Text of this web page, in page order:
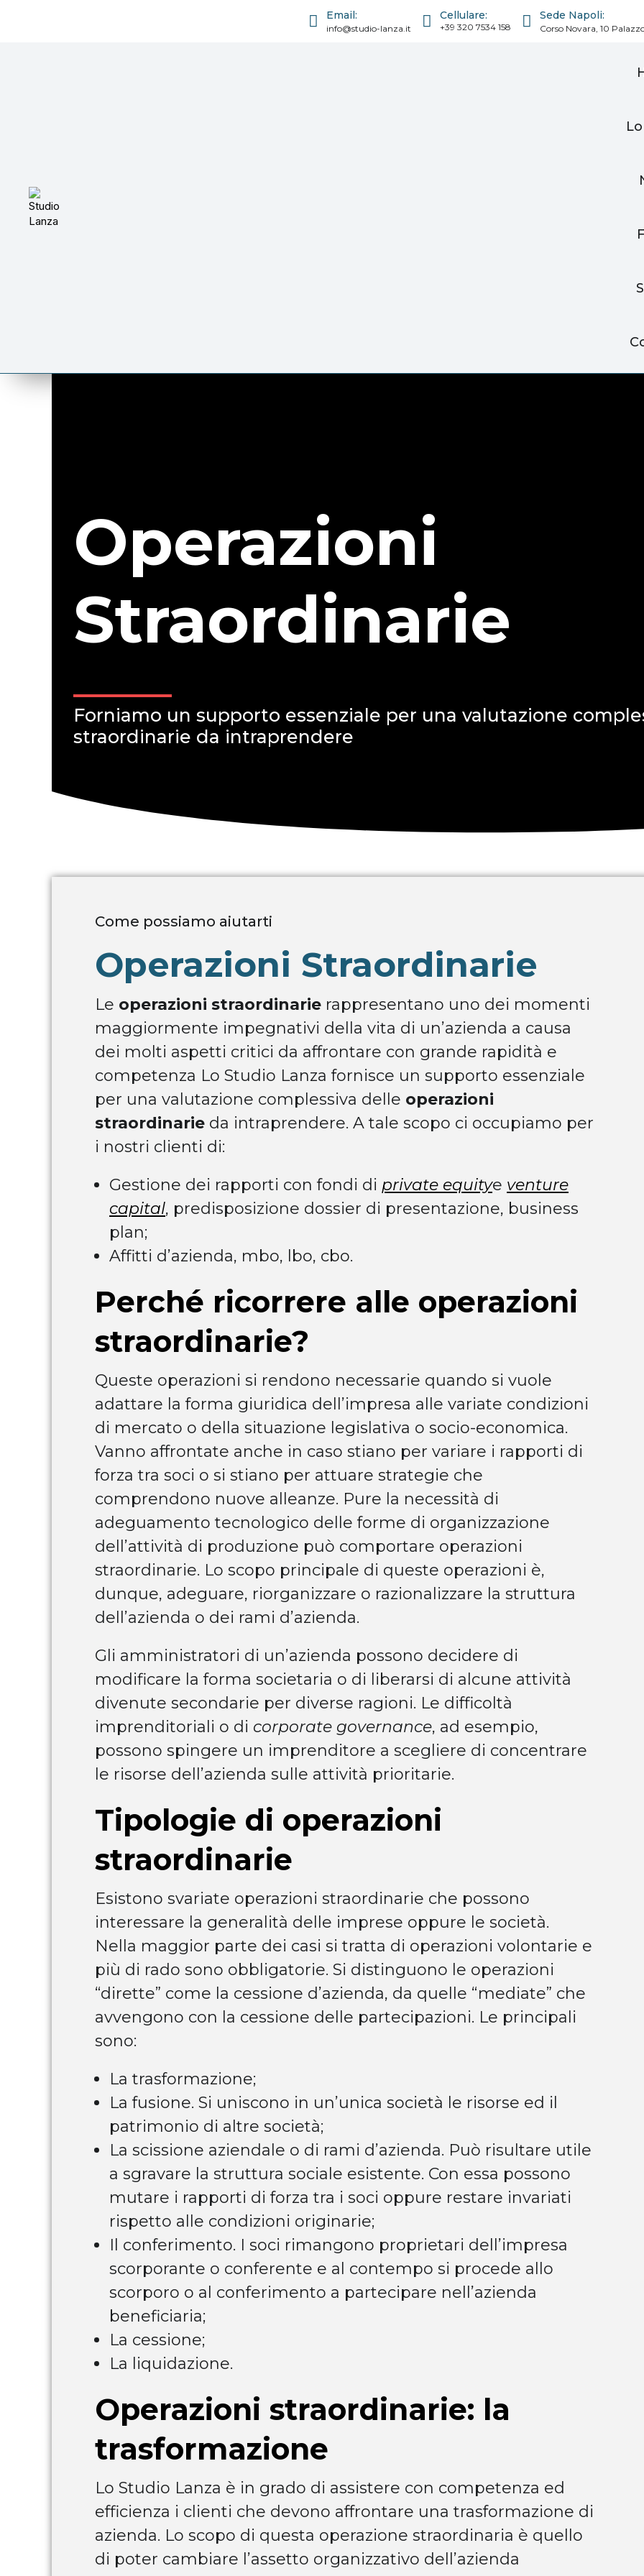
Email:
info@studio-lanza.it
Cellulare:
+39 320 7534 158
Sede Napoli:
Corso Novara, 10
Operazioni
Straordinarie
Forniamo un supporto essenziale per una valutazione
straordinarie da intraprendere
Come possiamo aiutarti
Operazioni Straordinarie
Le operazioni straordinarie rappresentano uno dei momenti
maggiormente impegnativi della vita di un’azienda a causa
dei molti aspetti critici da affrontare con grande rapidità e
competenza Lo Studio Lanza fornisce un supporto essenziale
per una valutazione complessiva delle operazioni
straordinarie da intraprendere. A tale scopo ci occupiamo per
i nostri clienti di:
Gestione dei rapporti con fondi di private equitye venture
capital, predisposizione dossier di presentazione, business
plan;
Affitti d’azienda, mbo, lbo, cbo.
Perché ricorrere alle operazioni
straordinarie?
Queste operazioni si rendono necessarie quando si vuole
adattare la forma giuridica dell’impresa alle variate condizioni
di mercato o della situazione legislativa o socio-economica.
Vanno affrontate anche in caso stiano per variare i rapporti di
forza tra soci o si stiano per attuare strategie che
comprendono nuove alleanze. Pure la necessità di
adeguamento tecnologico delle forme di organizzazione
dell’attività di produzione può comportare operazioni
straordinarie. Lo scopo principale di queste operazioni è,
dunque, adeguare, riorganizzare o razionalizzare la struttura
dell’azienda o dei rami d’azienda.
Gli amministratori di un’azienda possono decidere di
modificare la forma societaria o di liberarsi di alcune attività
divenute secondarie per diverse ragioni. Le difficoltà
imprenditoriali o di corporate governance, ad esempio,
possono spingere un imprenditore a scegliere di concentrare
le risorse dell’azienda sulle attività prioritarie.
Tipologie di operazioni
straordinarie
Esistono svariate operazioni straordinarie che possono
interessare la generalità delle imprese oppure le società.
Nella maggior parte dei casi si tratta di operazioni volontarie e
più di rado sono obbligatorie. Si distinguono le operazioni
“dirette” come la cessione d’azienda, da quelle “mediate” che
avvengono con la cessione delle partecipazioni. Le principali
sono:
La trasformazione;
La fusione. Si uniscono in un’unica società le risorse ed il
patrimonio di altre società;
La scissione aziendale o di rami d’azienda. Può risultare utile
a sgravare la struttura sociale esistente. Con essa possono
mutare i rapporti di forza tra i soci oppure restare invariati
rispetto alle condizioni originarie;
Il conferimento. I soci rimangono proprietari dell’impresa
scorporante o conferente e al contempo si procede allo
scorporo o al conferimento a partecipare nell’azienda
beneficiaria;
La cessione;
La liquidazione.
Operazioni straordinarie: la
trasformazione
Lo Studio Lanza è in grado di assistere con competenza ed
efficienza i clienti che devono affrontare una trasformazione di
azienda. Lo scopo di questa operazione straordinaria è quello
di poter cambiare l’assetto organizzativo dell’azienda